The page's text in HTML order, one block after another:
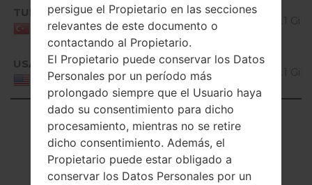
TUR
Turkey
V40020b_00.kdz
Android
1.1 GiB
USA
United States
V40020b_00.kdz
Android
Lollipop
1.1 GiB
Showing 1 to 28 of 28 entries
Previous 1 Next
persigue el Propietario en las secciones
relevantes de este documento o
contactando al Propietario.
El Propietario puede conservar los Datos
Personales por un período más
prolongado siempre que el Usuario haya
dado su consentimiento para dicho
procesamiento, mientras no se retire
dicho consentimiento. Además, el
Propietario puede estar obligado a
conservar los Datos Personales por un